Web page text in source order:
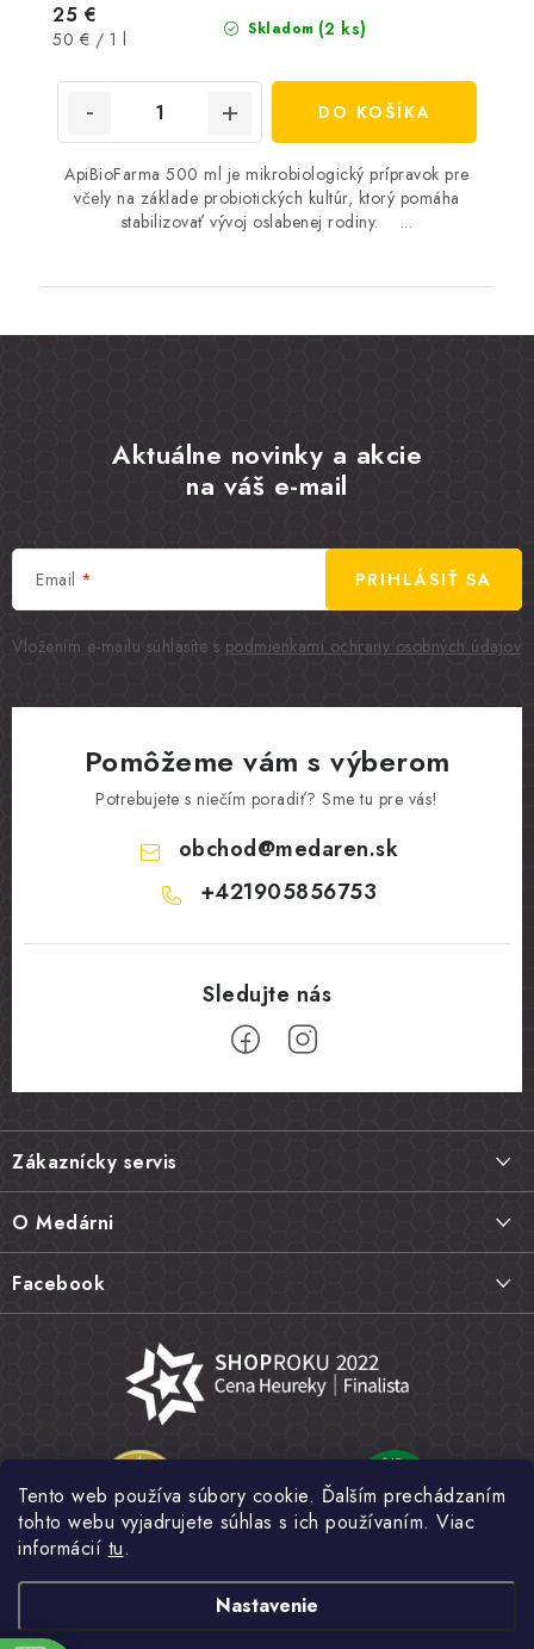
Tento web používa súbory cookie. Ďalším prechádzaním
tohto webu vyjadrujete súhlas s ich používaním. Viac
informácií tu.
Nastavenie
Skladom (2 ks)
25 €
Jednotková
50 € / 1 l
DO KOŠÍKA
ApiBioFarma 500 ml je mikrobiologický prípravok pre
včely na základe probiotických kultúr, ktorý pomáha
stabilizovať vývoj oslabenej rodiny. ...
Aktuálne novinky a akcie
na váš e-mail
Email
Vložením e-mailu súhlasíte s podmienkami ochrany osobných údajov
PRIHLÁSIŤ SA
Pomôžeme vám s výberom
Potrebujete s niečím poradiť? Sme tu pre vás!
obchod@medaren.sk
+421905856753
Z
á
p
ä
e
Zákaznícky servis
Vrátenie tovaru, výmena a reklamácie
Najčastejšie otázky FAQ
Hodnotenie obchodu
Obchodné podmienky
Ochrana osobných údajov
O Medárni
Náš príbeh
Kamenná predajňa
Fotogaléria
Novinky
Facebook